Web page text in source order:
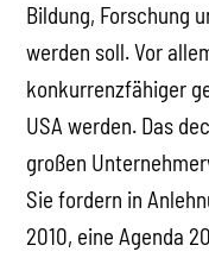
Bildung, Forschung
werden soll. Vor
konkurrenzfähiger
USA werden. Das
großen
Sie fordern in
2010, eine Agenda